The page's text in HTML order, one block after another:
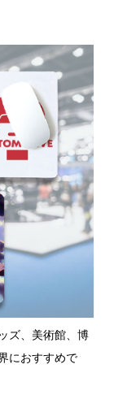
ズ、美術館、博
におすすめで